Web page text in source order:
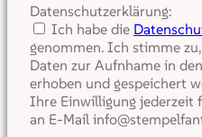
Datenschutzerklärung:
Ich habe die
genommen. Ich stimme
Daten zur Aufnhame in
erhoben und gespeichert
Ihre Einwilligung jederzeit
an E-Mail